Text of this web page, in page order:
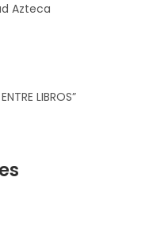
Azteca
LIBROS”